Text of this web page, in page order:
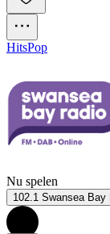
HitsPop
Nu spelen
102.1 Swansea Bay